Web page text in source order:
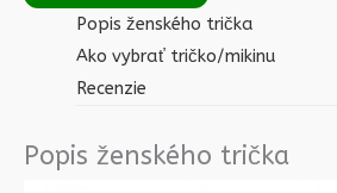
Popis ženského trička
Ako vybrať tričko/mikinu
Recenzie
Popis ženského trička